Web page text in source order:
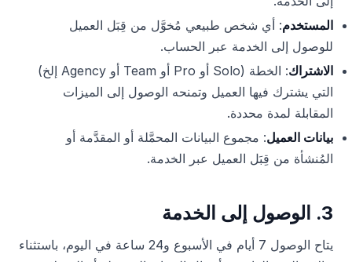
المستخدم: أي شخص طبيعي مُخوَّل من قِبَل العميل
للوصول إلى الخدمة عبر الحساب.
الاشتراك
: الخطة (Solo أو Pro أو Team أو Agency إلخ)
التي يشترك فيها العميل وتمنحه الوصول إلى الميزات
المقابلة لمدة محددة.
بيانات العميل: مجموع البيانات المحمَّلة أو المقدَّمة أو
المُنشأة من قِبَل العميل عبر الخدمة.
3. الوصول إلى الخدمة
يتاح الوصول 7 أيام في الأسبوع و24 ساعة في اليوم، باستثناء